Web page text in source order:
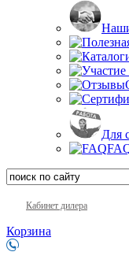
Для
Кабинет дилера
Корзина